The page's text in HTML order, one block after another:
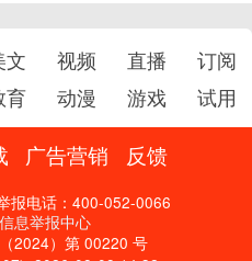
文 视频 直播
订阅
育 动漫 游戏 试用
广告营销 反馈
报电话：400-052-0066
息举报中心
2024）第 00220 号